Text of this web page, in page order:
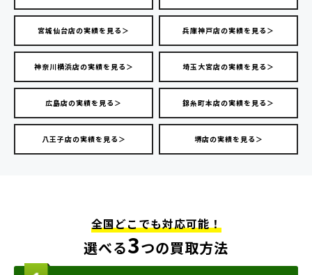
宮城仙台店の実績を見る＞ 兵庫神戸店の実績を見る＞
神奈川横浜店の実績を見る＞ 埼玉大宮店の実績を見る＞
広島店の実績を見る＞ 錦糸町本店の実績を見る＞
八王子店の実績を見る＞ 堺店の実績を見る＞
全国どこでも対応可能！
選べる3つの買取方法